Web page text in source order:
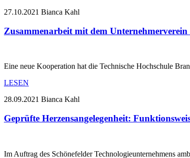
27.10.2021 Bianca Kahl
Zusammenarbeit mit dem
Eine neue Kooperation hat die Technische Hochschule
LESEN
28.09.2021 Bianca Kahl
Geprüfte Herzensangelegenheit:
Im Auftrag des Schönefelder Technologieunternehmens